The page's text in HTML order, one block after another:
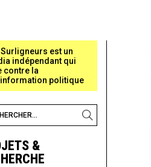
Surligneurs est un
indépendant qui
contre la
politique
&